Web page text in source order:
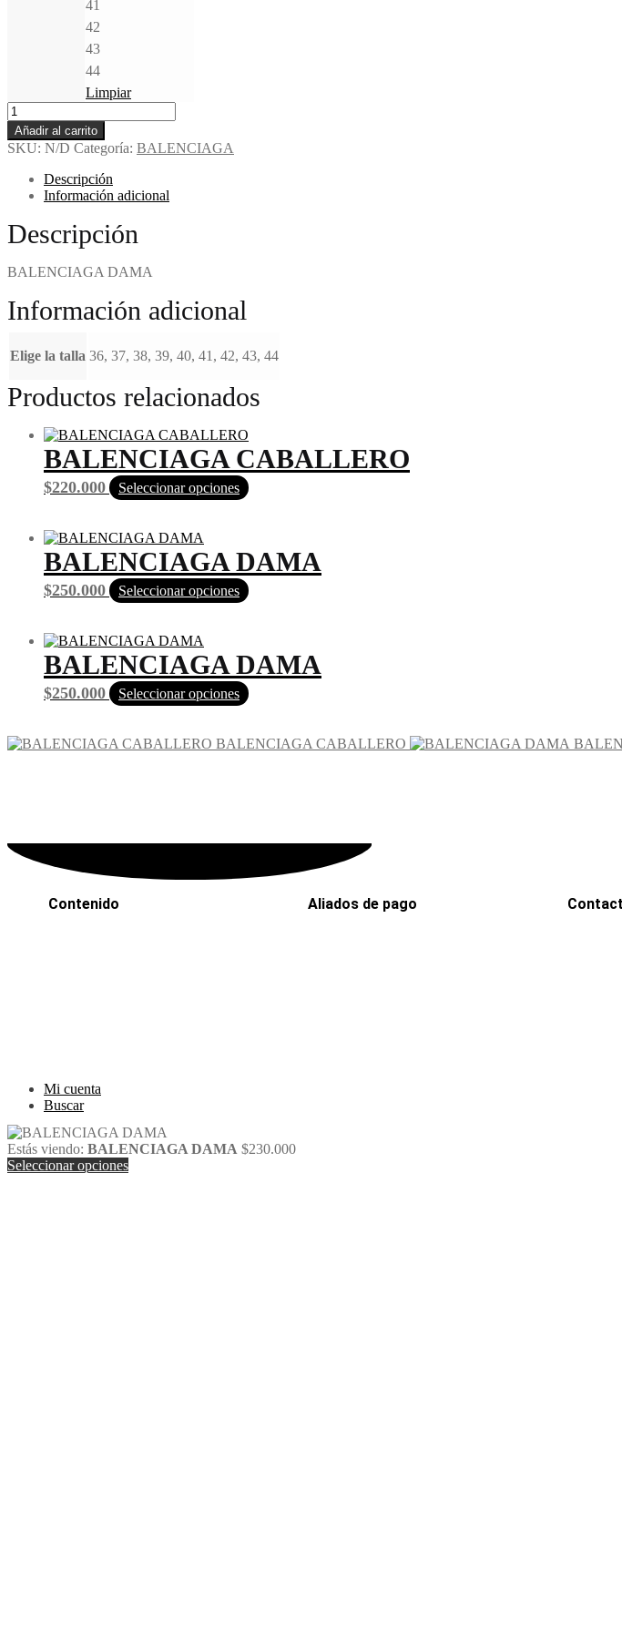
41
42
43
44
Limpiar
Añadir al carrito
SKU: N/D Categoría: BALENCIAGA
Descripción
Información adicional
Descripción
BALENCIAGA DAMA
Información adicional
Elige la talla 36, 37, 38, 39, 40, 41, 42, 43, 44
Productos relacionados
BALENCIAGA CABALLERO
$220.000 Seleccionar opciones
BALENCIAGA DAMA
$250.000 Seleccionar opciones
BALENCIAGA DAMA
$250.000 Seleccionar opciones
BALENCIAGA CABALLERO
Contenido Aliados de pago
Mi cuenta
Buscar
Estás viendo: BALENCIAGA DAMA $230.000
Seleccionar opciones